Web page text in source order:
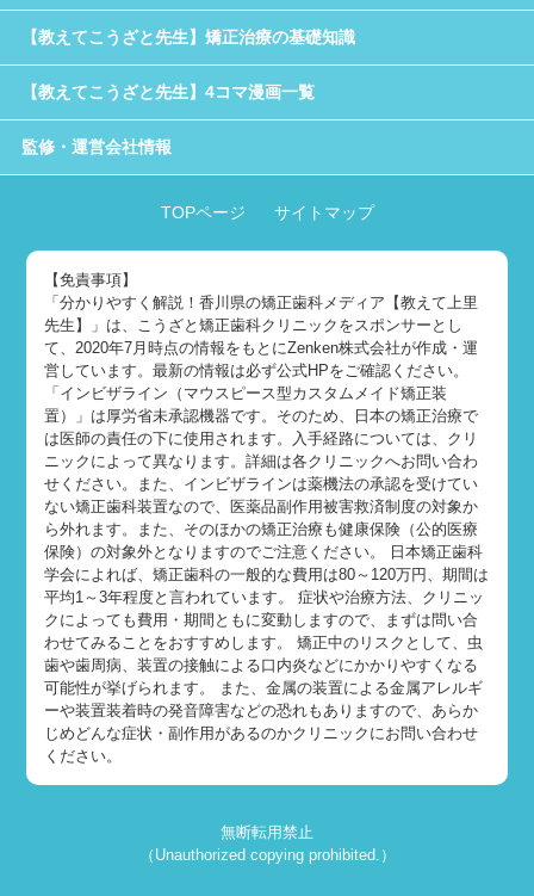
【教えてこうざと先生】矯正治療の基礎知識
【教えてこうざと先生】4コマ漫画一覧
監修・運営会社情報
TOPページ サイトマップ
【免責事項】
「分かりやすく解説！香川県の矯正歯科メディア【教えて上里
先生】」は、こうざと矯正歯科クリニックをスポンサーとし
て、2020年7月時点の情報をもとにZenken株式会社が作成・運
営しています。最新の情報は必ず公式HPをご確認ください。
「インビザライン（マウスピース型カスタムメイド矯正装
置）」は厚労省未承認機器です。そのため、日本の矯正治療で
は医師の責任の下に使用されます。入手経路については、クリ
ニックによって異なります。詳細は各クリニックへお問い合わ
せください。また、インビザラインは薬機法の承認を受けてい
ない矯正歯科装置なので、医薬品副作用被害救済制度の対象か
ら外れます。また、そのほかの矯正治療も健康保険（公的医療
保険）の対象外となりますのでご注意ください。 日本矯正歯科
学会によれば、矯正歯科の一般的な費用は80～120万円、期間は
平均1～3年程度と言われています。 症状や治療方法、クリニッ
クによっても費用・期間ともに変動しますので、まずは問い合
わせてみることをおすすめします。 矯正中のリスクとして、虫
歯や歯周病、装置の接触による口内炎などにかかりやすくなる
可能性が挙げられます。 また、金属の装置による金属アレルギ
ーや装置装着時の発音障害などの恐れもありますので、あらか
じめどんな症状・副作用があるのかクリニックにお問い合わせ
ください。
無断転用禁止
（Unauthorized copying prohibited.）